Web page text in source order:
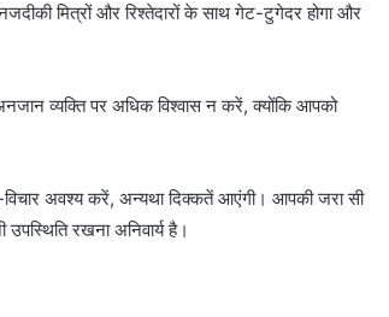
मित्रों और रिश्तेदारों के साथ गेट-टुगेदर होगा और
व्यक्ति पर अधिक विश्वास न करें, क्योंकि आपको
अवश्य करें, अन्यथा दिक्कतें आएंगी। आपकी जरा सी
रखना अनिवार्य है।